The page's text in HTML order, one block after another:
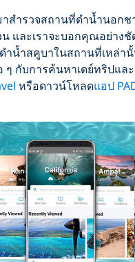
าสำรวจสถานที่ดำน้ำนอก
และเราจะบอกคุณอย่างชั
น้ำสคูบาในสถานที่เหล่านั้
ๆ กับการค้นหาเดย์ทริปแล
หรือดาวน์โหลดแอป